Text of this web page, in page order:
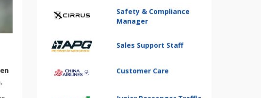
Safety & Compliance
Manager
Sales Support Staff
Customer Care